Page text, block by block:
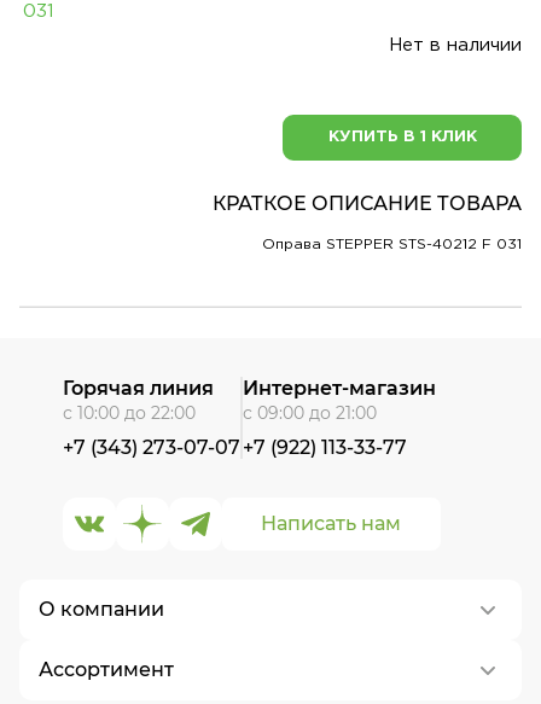
Нет в наличии
КУПИТЬ В 1 КЛИК
КРАТКОЕ ОПИСАНИЕ ТОВАРА
Оправа STEPPER STS-40212 F 031
О компании
О нас
Ассортимент
Написать нам
Горячая линия
с 10:00 до 22:00
+7 (343) 273-07-07
Интернет-магазин
с 09:00 до 21:00
+7 (922) 113-33-77